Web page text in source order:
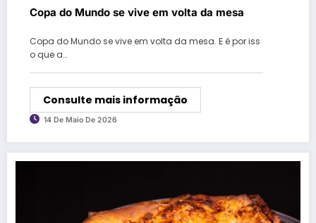
Copa do Mundo se vive em volta da mesa
Copa do Mundo se vive em volta da mesa. E é por iss
o que a…
Consulte mais informação
14 De Maio De 2026